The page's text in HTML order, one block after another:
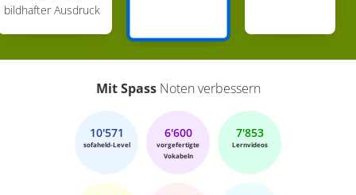
bildhafter Ausdruck
Mit SpassNoten verbessern
10'571
sofaheld-Level
6'600
vorgefertigte
Vokabeln
7'853
Lernvideos